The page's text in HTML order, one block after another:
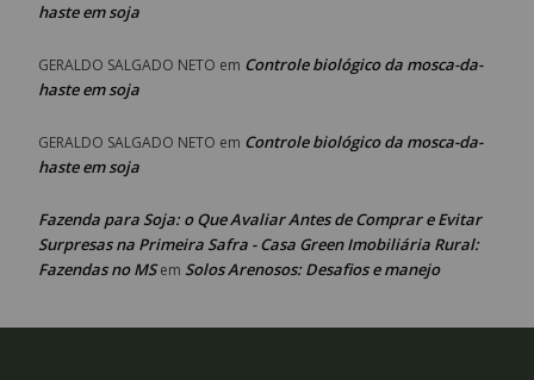
haste em soja
GERALDO SALGADO NETO em Controle biológico da mosca-da-
haste em soja
GERALDO SALGADO NETO em Controle biológico da mosca-da-
haste em soja
Fazenda para Soja: o Que Avaliar Antes de Comprar e Evitar
Surpresas na Primeira Safra - Casa Green Imobiliária Rural:
Fazendas no MSem Solos Arenosos: Desafios e manejo